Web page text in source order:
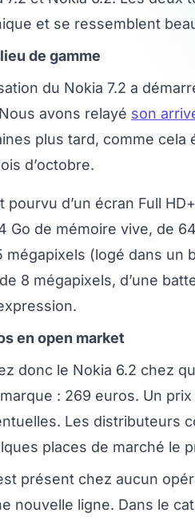
et se ressemblent
de gamme
du Nokia 7.2 a
avons relayé son
plus tard, comme
d’octobre.
pourvu d’un écran Full
Go de mémoire vive, de
(logé dans un
8 mégapixels, d’une
en open market
donc le Nokia 6.2 chez
: 269 euros. Un
Les distributeurs
places de marché le
présent chez aucun
nouvelle ligne. Dans le